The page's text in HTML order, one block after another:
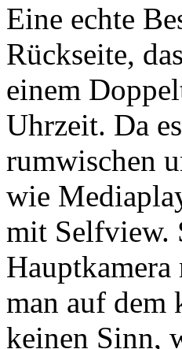
Eine echte
Rückseite,
einem
Uhrzeit. Da
rumwischen
wie
mit Selfview.
Hauptkamera
man auf dem
keinen Sinn,